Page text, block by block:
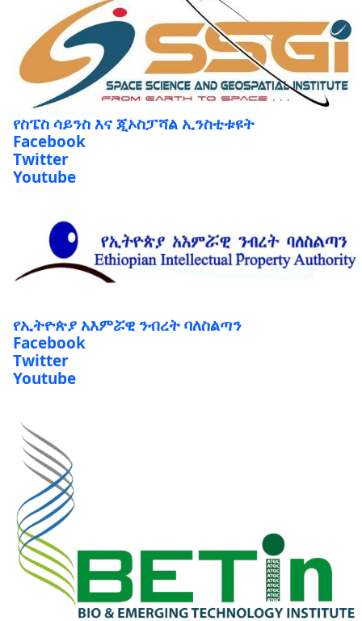
የስፔስ ሳይንስ እና ጂኦስፓሻል ኢንስቲቱዩት
Facebook
Twitter
Youtube
የኢትዮጵያ አእምሯዊ ንብረት ባለስልጣን
Facebook
Twitter
Youtube